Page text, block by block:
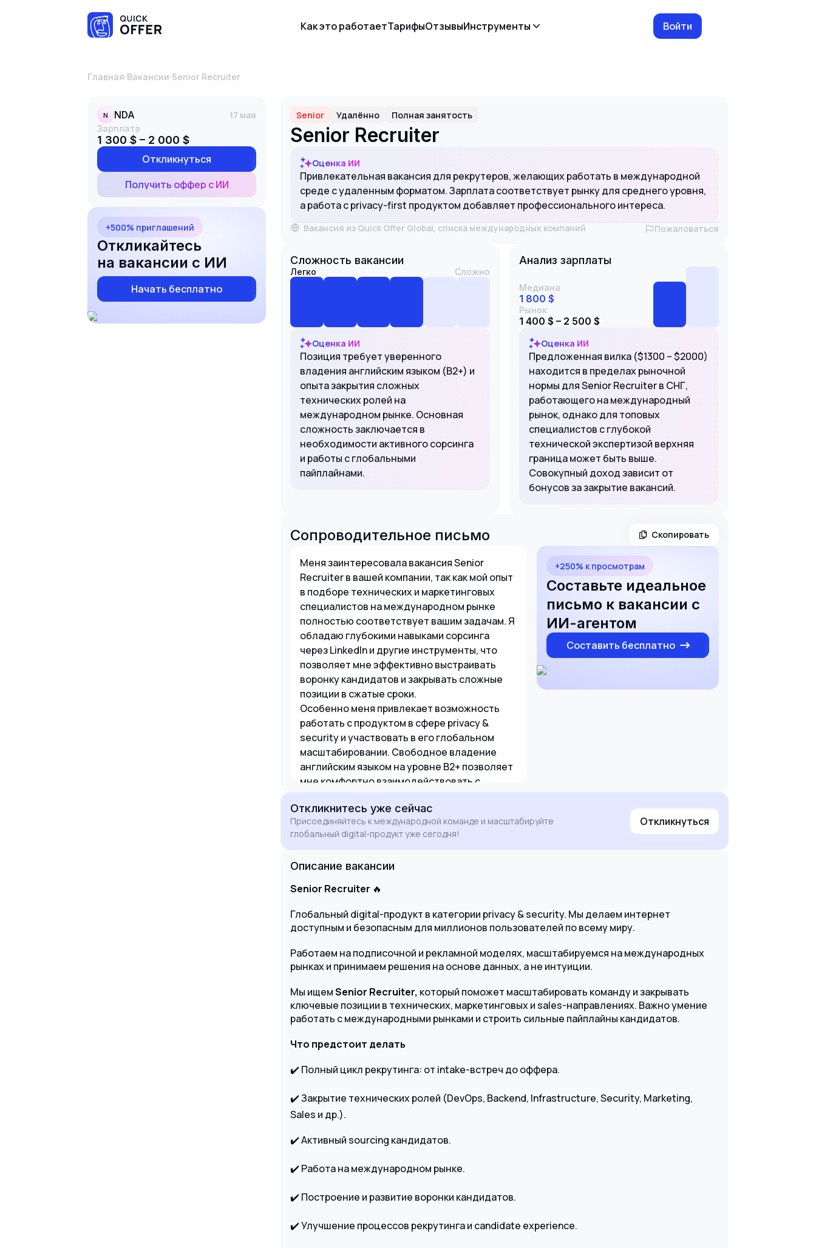
Как это работаетТарифыОтзывыИнструменты Войти
Главная·Вакансии· Senior Recruiter
N NDA 17 мая
Зарплата
1 300 $ – 2 000 $
Откликнуться
Получить оффер с ИИ
+500% приглашений
Откликайтесь
на вакансии с ИИ
Начать бесплатно
Senior Удалённо Полная занятость
Senior Recruiter
Оценка ИИ
Привлекательная вакансия для рекрутеров, желающих работать в международной
среде с удаленным форматом. Зарплата соответствует рынку для среднего уровня,
а работа с privacy-first продуктом добавляет профессионального интереса.
Вакансия из Quick Offer Global, списка международных компаний Пожаловаться
Сложность вакансии
Легко Сложно
Оценка ИИ
Позиция требует уверенного
владения английским языком (B2+) и
опыта закрытия сложных
технических ролей на
международном рынке. Основная
сложность заключается в
необходимости активного сорсинга
и работы с глобальными
пайплайнами.
Анализ зарплаты
Медиана
1 800 $
Рынок
1 400 $ – 2 500 $
Оценка ИИ
Предложенная вилка ($1300 – $2000)
находится в пределах рыночной
нормы для Senior Recruiter в СНГ,
работающего на международный
рынок, однако для топовых
специалистов с глубокой
технической экспертизой верхняя
граница может быть выше.
Совокупный доход зависит от
бонусов за закрытие вакансий.
Сопроводительное письмо Скопировать
Меня заинтересовала вакансия Senior
Recruiter в вашей компании, так как мой опыт
в подборе технических и маркетинговых
специалистов на международном рынке
полностью соответствует вашим задачам. Я
обладаю глубокими навыками сорсинга
через LinkedIn и другие инструменты, что
позволяет мне эффективно выстраивать
воронку кандидатов и закрывать сложные
позиции в сжатые сроки.
Особенно меня привлекает возможность
работать с продуктом в сфере privacy &
security и участвовать в его глобальном
масштабировании. Свободное владение
английским языком на уровне B2+ позволяет
мне комфортно взаимодействовать с
высокий уровень candidate experience. Буду
рад обсудить, как мой нетворк и экспертиза
помогут вашей команде расти еще быстрее.
+250% к просмотрам
Составьте идеальное
письмо к вакансии с
ИИ-агентом
Составить бесплатно
Откликнитесь уже сейчас
Присоединяйтесь к международной команде и масштабируйте
глобальный digital-продукт уже сегодня!
Откликнуться
Описание вакансии
Senior Recruiter 🔥
Глобальный digital-продукт в категории privacy & security. Мы делаем интернет
доступным и безопасным для миллионов пользователей по всему миру.
Работаем на подписочной и рекламной моделях, масштабируемся на международных
рынках и принимаем решения на основе данных, а не интуиции.
Мы ищемSenior Recruiter, который поможет масштабировать команду и закрывать
ключевые позиции в технических, маркетинговых и sales-направлениях. Важно умение
работать с международными рынками и строить сильные пайплайны кандидатов.
Что предстоит делать
✔️ Полный цикл рекрутинга: от intake-встреч до оффера.
✔️ Закрытие технических ролей (DevOps, Backend, Infrastructure, Security, Marketing,
Sales и др.).
✔️ Активный sourcing кандидатов.
✔️ Работа на международном рынке.
✔️ Построение и развитие воронки кандидатов.
✔️ Улучшение процессов рекрутинга и candidate experience.